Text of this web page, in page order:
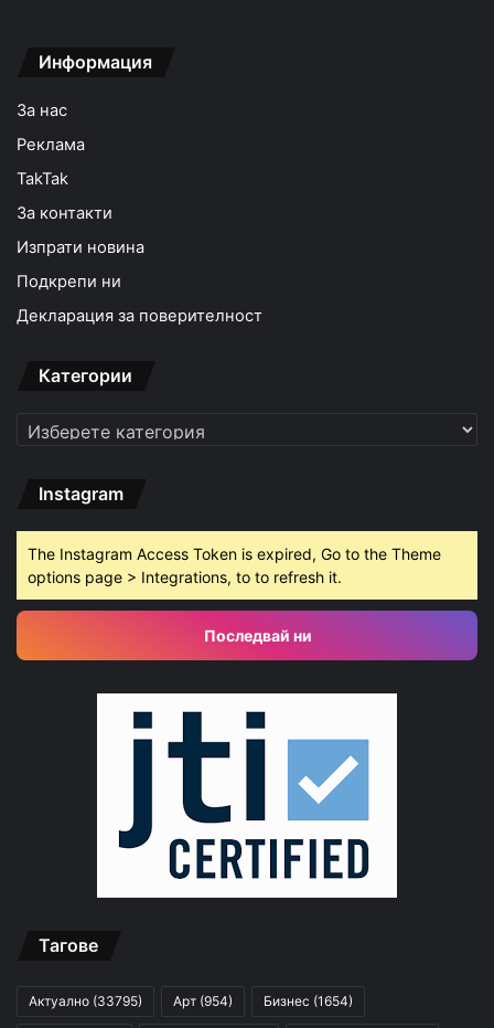
Информация
За нас
Реклама
TakTak
За контакти
Изпрати новина
Подкрепи ни
Декларация за поверителност
Категории
Категории
Instagram
The Instagram Access Token is expired, Go to the Theme
options page > Integrations, to to refresh it.
Последвай ни
Тагове
Актуално (33795) Арт (954) Бизнес (1654)